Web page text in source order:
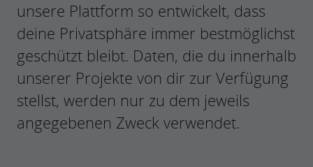
unsere Plattform so entwickelt, dass
deine Privatsphäre immer bestmöglichst
geschützt bleibt. Daten, die du innerhalb
unserer Projekte von dir zur Verfügung
stellst, werden nur zu dem jeweils
angegebenen Zweck verwendet.